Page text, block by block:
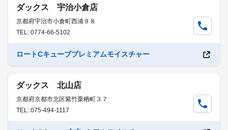
ダックス 宇治小倉店
京都府宇治市小倉町西浦９８
TEL: 0774-66-5102
ロートCキューブプレミアムモイスチャー
ダックス 北山店
京都府京都市北区紫竹栗栖町３７
TEL: 075-494-1117